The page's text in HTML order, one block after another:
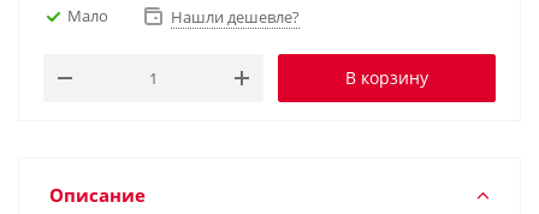
Мало Нашли дешевле?
В корзину
Описание